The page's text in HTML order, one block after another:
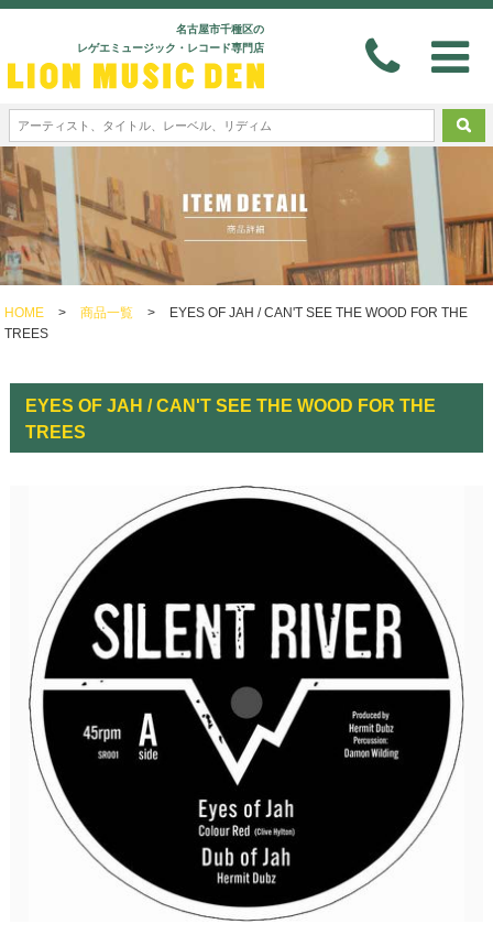
名古屋市千種区の
レゲエミュージック・レコード専門店
HOME > 商品一覧 >
EYES OF JAH / CAN'T SEE THE WOOD FOR THE
TREES
EYES OF JAH / CAN'T SEE THE WOOD FOR THE
TREES